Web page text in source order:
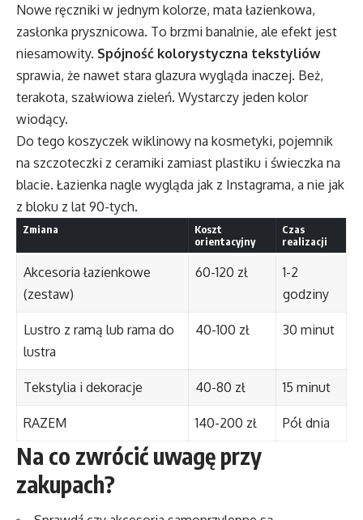
Nowe ręczniki w jednym kolorze, mata łazienkowa,
zasłonka prysznicowa. To brzmi banalnie, ale efekt jest
niesamowity. Spójność kolorystyczna tekstyliów
sprawia, że nawet stara glazura wygląda inaczej. Beż,
terakota, szałwiowa zieleń. Wystarczy jeden kolor
wiodący.
Do tego koszyczek wiklinowy na kosmetyki, pojemnik
na szczoteczki z ceramiki zamiast plastiku i świeczka na
blacie. Łazienka nagle wygląda jak z Instagrama, a nie jak
z bloku z lat 90-tych.
Zmiana
Koszt
orientacyjny
Czas
realizacji
Akcesoria łazienkowe
(zestaw)
60-120 zł
1-2
godziny
Lustro z ramą lub rama do
lustra
40-100 zł 30 minut
Tekstylia i dekoracje 40-80 zł 15 minut
RAZEM 140-200 zł Pół dnia
Na co zwrócić uwagę przy
zakupach?